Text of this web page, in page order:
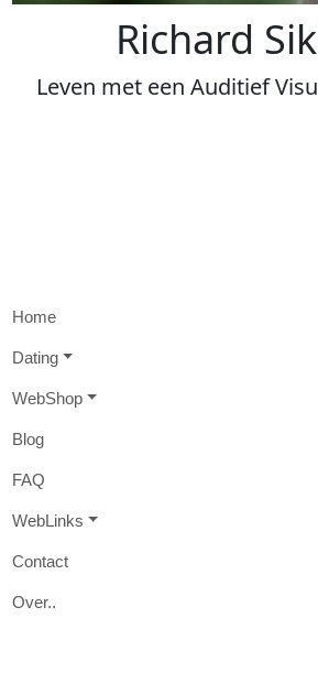
Richard S
Leven met een AuditiefV
Home
Dating
WebShop
Blog
FAQ
WebL inks
Contact
Over..